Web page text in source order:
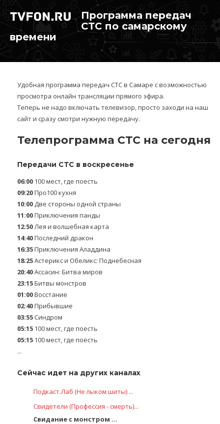
Программа передач
СТС по самарскому
времени
Удобная программа передач СТС в Самаре с возможностью
просмотра онлайн трансляции прямого эфира.
Теперь не надо включать телевизор, просто заходи на наш
сайт и сразу смотри нужную передачу.
Телепрограмма СТС на сегодня
Передачи СТС в воскресенье
06:00 100 мест, где поесть
09:20Про100 кухня
10:00Две стороны одной страны
11:00Приключения панды
12:50Лея и волшебная карта
14:40Последний дракон
16:35Приключения Аладдина
18:25Астерикс и Обеликс: Поднебесная
20:40Ассасин: Битва миров
23:15Битвы монстров
01:00Восстание
02:40Прибывшие
03:55Синдром
05:15 100 мест, где поесть
05:15 100 мест, где поесть
...
Сейчас идет на других каналах
Подкаст.Лаб (Не лыком шиты) ...
Свидетели (Профессия - смерть)...
Свидание с монстром ...